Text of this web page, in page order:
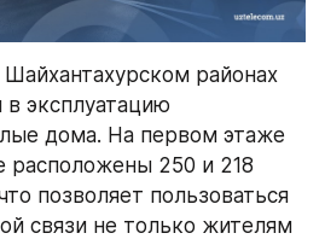
районах
эксплуатацию
дома. На первом этаже
расположены 250 и 218
позволяет пользоваться
связи не только жителям